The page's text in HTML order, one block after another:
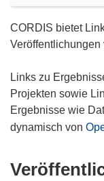
CORDIS bietet
Veröffentlichungen
Links zu
Projekten sowie
Ergebnisse wie
dynamisch von